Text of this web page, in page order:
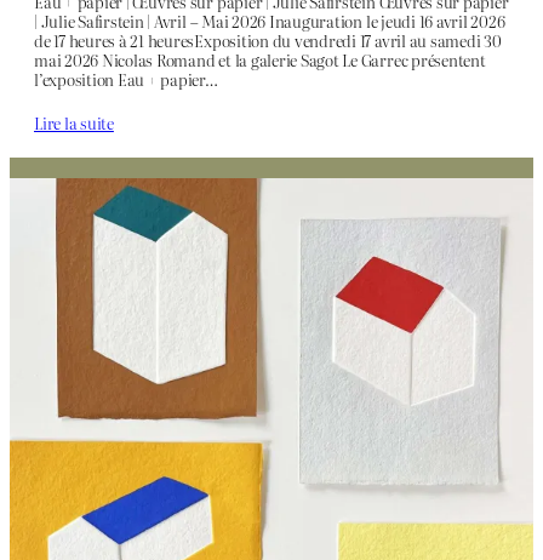
| Julie Safirstein | Avril – Mai 2026 Inauguration le jeudi 16 avril 2026
de 17 heures à 21 heuresExposition du vendredi 17 avril au samedi 30
mai 2026 Nicolas Romand et la galerie Sagot Le Garrec présentent
l’exposition Eau + papier…
Lire la suite